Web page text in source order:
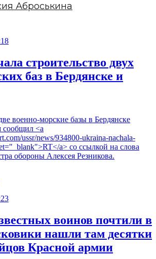
Аброськина
строительство двух
баз в Бердянске и
военно-морские базы в Бердянске
сообщил <a
ussr/news/934800-ukraina-nachala-
a> со ссылкой на слова
обороны Алексея Резникова.
воинов почтили в
нашли там десятки
Красной армии